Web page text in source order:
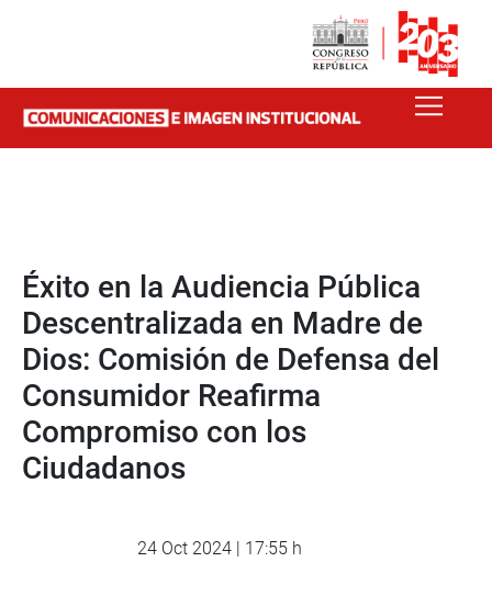
Éxito en la Audiencia Pública
Descentralizada en Madre de
Dios: Comisión de Defensa del
Consumidor Reafirma
Compromiso con los
Ciudadanos
24 Oct 2024 | 17:55 h